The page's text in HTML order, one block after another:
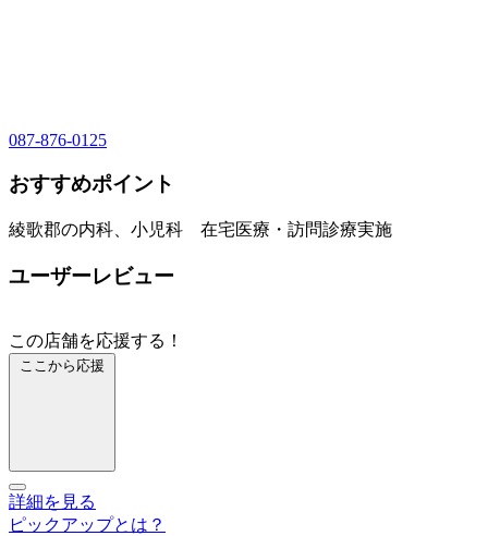
087-876-0125
おすすめポイント
綾歌郡の内科、小児科 在宅医療・訪問診療実施
ユーザーレビュー
この店舗を応援する！
ここから応援
詳細を見る
ピックアップとは？